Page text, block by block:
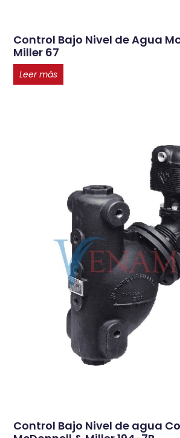
Control Bajo Nivel de Agua
Miller 67
Leer más
Control Bajo Nivel de agua